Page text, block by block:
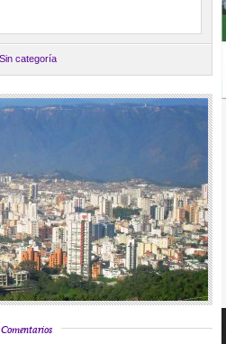
Sin categoría